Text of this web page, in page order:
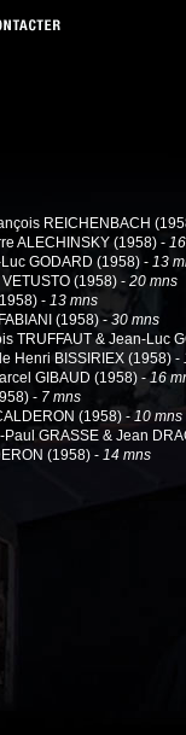
REICHENBACH
ALECHINSKY (1958) -
GODARD (1958) - 13
(1958) - 20 mns
- 13 mns
(1958) - 30 mns
TRUFFAUT & Jean-Luc
Henri BISSIRIEX (1958) -
GIBAUD (1958) -16
- 7 mns
(1958) - 10 mns
Paul GRASSE & Jean
(1958) - 14 mns